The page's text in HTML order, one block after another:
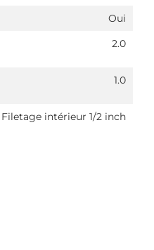
Oui
2.0
1.0
Filetage intérieur 1/2 inch